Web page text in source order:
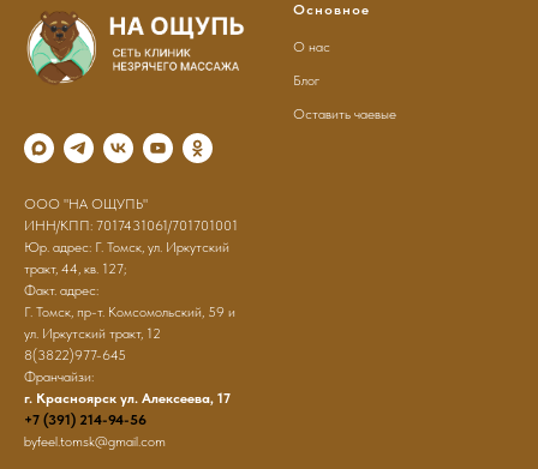
ООО "НА ОЩУПЬ"
ИНН/КПП: 7017431061/701701001
Юр. адрес: Г. Томск, ул. Иркутский
тракт, 44, кв. 127;
Факт. адрес:
Г. Томск, пр-т. Комсомольский, 59 и
ул. Иркутский тракт, 12
8(3822)977-645
Франчайзи:
г. Красноярск ул. Алексеева, 17
+7 (391) 214-94-56
byfeel.tomsk@gmail.com
Основное
О нас
Блог
Оставить чаевые